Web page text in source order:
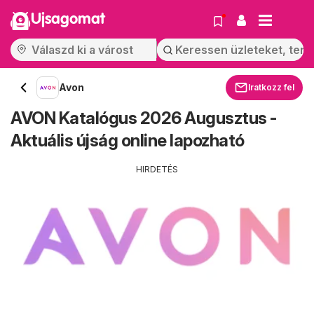
Ujsagomat
Avon Iratkozz fel
AVON Katalógus 2026 Augusztus -
Aktuális újság online lapozható
HIRDETÉS